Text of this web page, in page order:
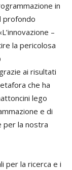
in
profondo
–
la pericolosa
ai risultati
che ha
lego
e di
per la nostra
per la ricerca e i